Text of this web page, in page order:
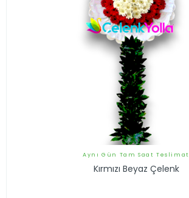
Aynı Gün Tam Saat Teslimat
Kırmızı Beyaz Çelenk